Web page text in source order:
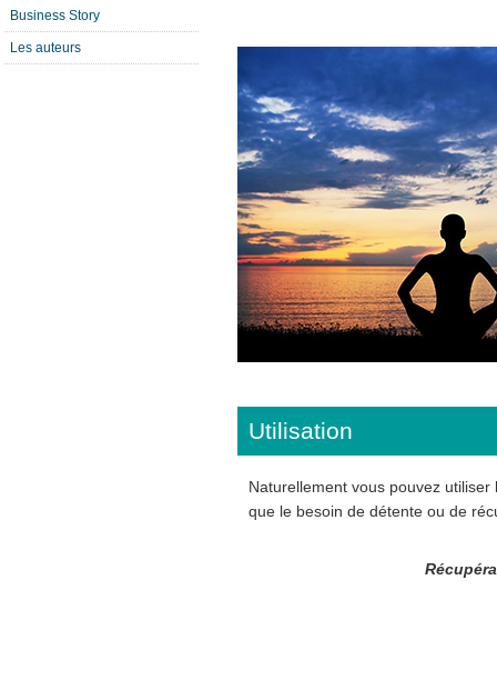
Business Story
Les auteurs
Utilisation
Naturellement vous pouvez utiliser
que le besoin de détente ou de